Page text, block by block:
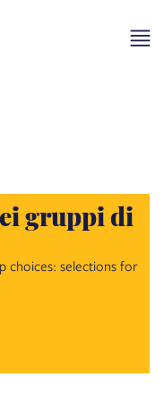
gruppi di
choices: selections for